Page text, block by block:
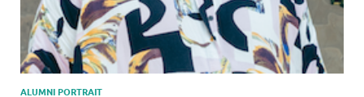
ALUMNI PORTRAIT